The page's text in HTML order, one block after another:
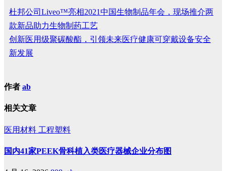
杜邦公司Liveo™亮相2021中国生物制品年会，现场推介两
款新品助力生物制药工艺
创新医用级聚碳酸酯，引领未来医疗健康可穿戴设备安全
新发展
作者 ab
相关文章
医用材料 工程塑料
国内41家PEEK骨科植入类医疗器械企业分布图